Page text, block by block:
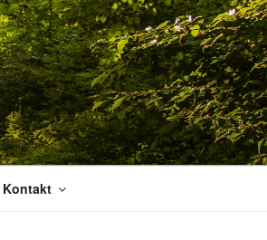
Kontakt